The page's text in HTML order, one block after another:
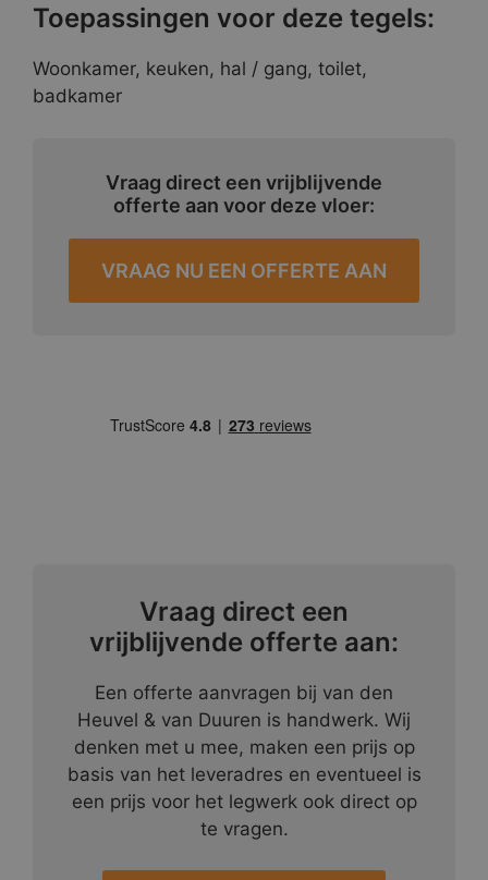
Toepassingen voor deze tegels:
Woonkamer, keuken, hal / gang, toilet,
badkamer
Vraag direct een vrijblijvende
offerte aan voor deze vloer:
VRAAG NU EEN OFFERTE AAN
Vraag direct een
vrijblijvende offerte aan:
Een offerte aanvragen bij van den
Heuvel & van Duuren is handwerk. Wij
denken met u mee, maken een prijs op
basis van het leveradres en eventueel is
een prijs voor het legwerk ook direct op
te vragen.